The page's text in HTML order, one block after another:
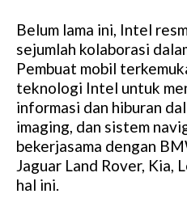
Belum lama ini, Intel
sejumlah kolaborasi
Pembuat mobil
teknologi Intel untuk
informasi dan hiburan
imaging, dan sistem
bekerjasama dengan
Jaguar Land Rover, Kia,
hal ini.